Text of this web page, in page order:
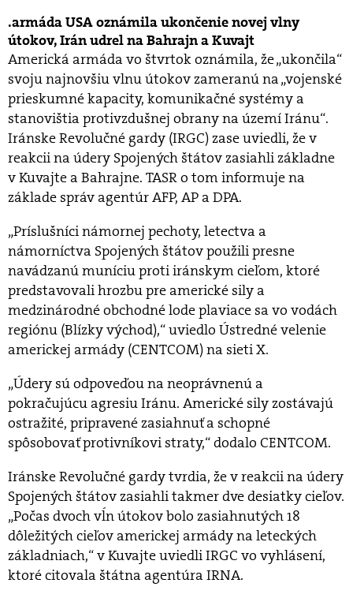
armáda USA oznámila ukončenie novej vlny
útokov, Irán udrel na Bahrajn a Kuvajt
Americká armáda vo štvrtok oznámila, že „ukončila“
svoju najnovšiu vlnu útokov zameranú na „vojenské
prieskumné kapacity, komunikačné systémy a
stanovištia protivzdušnej obrany na území Iránu“.
Iránske Revolučné gardy (IRGC) zase uviedli, že v
reakcii na údery Spojených štátov zasiahli základne
v Kuvajte a Bahrajne. TASR o tom informuje na
základe správ agentúr AFP, AP a DPA.
„Príslušníci námornej pechoty, letectva a
námorníctva Spojených štátov použili presne
navádzanú muníciu proti iránskym cieľom, ktoré
predstavovali hrozbu pre americké sily a
medzinárodné obchodné lode plaviace sa vo vodách
regiónu (Blízky východ),“ uviedlo Ústredné velenie
americkej armády (CENTCOM) na sieti X.
„Údery sú odpoveďou na neoprávnenú a
pokračujúcu agresiu Iránu. Americké sily zostávajú
ostražité, pripravené zasiahnuť a schopné
spôsobovať protivníkovi straty,“ dodalo CENTCOM.
Iránske Revolučné gardy tvrdia, že v reakcii na údery
Spojených štátov zasiahli takmer dve desiatky cieľov.
„Počas dvoch vĺn útokov bolo zasiahnutých 18
dôležitých cieľov americkej armády na leteckých
základniach,“ v Kuvajte uviedli IRGC vo vyhlásení,
ktoré citovala štátna agentúra IRNA.